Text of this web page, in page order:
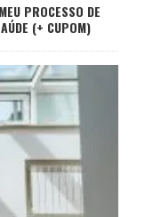
PROCESSO DE
(+ CUPOM)